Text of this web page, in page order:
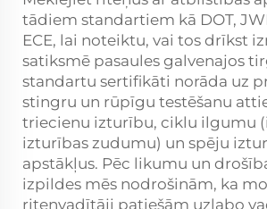
tādiem standartiem kā DOT,
ECE, lai noteiktu, vai tos drīkst
satiksmē pasaules galvenajos
standartu sertifikāti norāda uz
stingru un rūpīgu testēšanu
triecienu izturību, ciklu ilgumu
izturības zudumu) un spēju
apstākļus. Pēc likumu un
izpildes mēs nodrošinām, ka
riteņvadītāji patiešām uzlabo